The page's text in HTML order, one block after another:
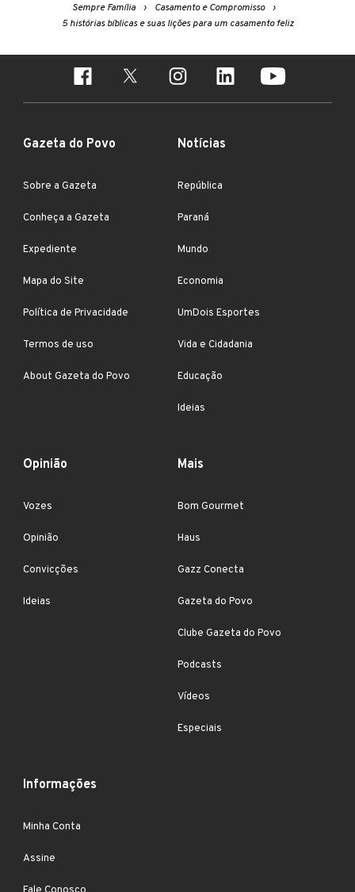
Sempre Família
Casamento e Compromisso
5 histórias bíblicas e suas lições para um casamento feliz
Gazeta do Povo
Sobre a Gazeta
Conheça a Gazeta
Expediente
Mapa do Site
Política de Privacidade
Termos de uso
About Gazeta do Povo
Notícias
República
Paraná
Mundo
Economia
UmDois Esportes
Vida e Cidadania
Educação
Ideias
Opinião
Vozes
Opinião
Convicções
Ideias
Mais
Bom Gourmet
Haus
Gazz Conecta
Gazeta do Povo
Clube Gazeta do Povo
Podcasts
Vídeos
Especiais
Informações
Minha Conta
Assine